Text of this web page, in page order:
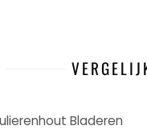
Bladeren